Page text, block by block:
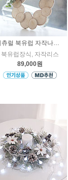
북유럽장식, 자작리스
89,000원